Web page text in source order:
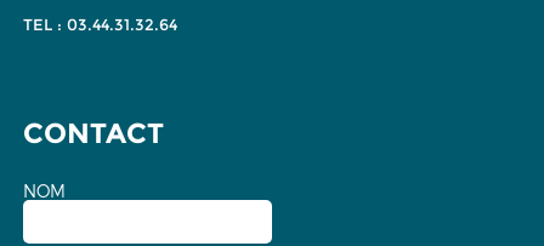
TEL : 03.44.31.32.64
CONTACT
NOM